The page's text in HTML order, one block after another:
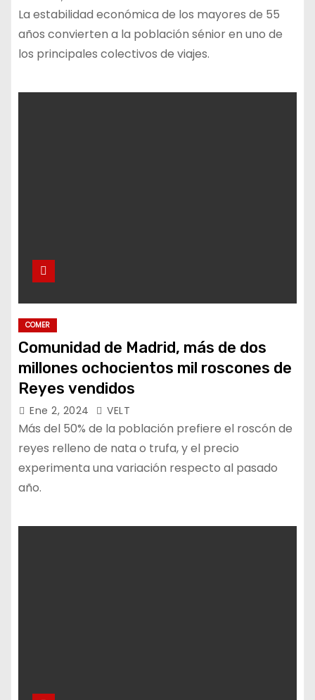
La estabilidad económica de los mayores de 55
años convierten a la población sénior en uno de
los principales colectivos de viajes.
COMER
Comunidad de Madrid, más de dos
millones ochocientos mil roscones de
Reyes vendidos
Ene 2, 2024 VELT
Más del 50% de la población prefiere el roscón de
reyes relleno de nata o trufa, y el precio
experimenta una variación respecto al pasado
año.